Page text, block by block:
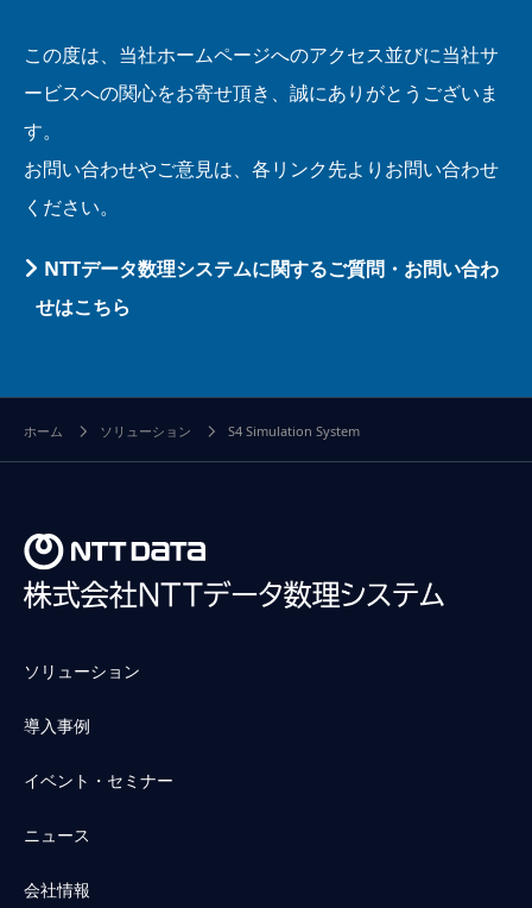
この度は、当社ホームページへのアクセス並びに当社サ
ービスへの関心をお寄せ頂き、誠にありがとうございま
す。
お問い合わせやご意見は、各リンク先よりお問い合わせ
ください。
NTTデータ数理システムに関するご質問・お問い合わ
せはこちら
ホーム ソリューション S4 Simulation System
ソリューション
導入事例
イベント・セミナー
ニュース
会社情報